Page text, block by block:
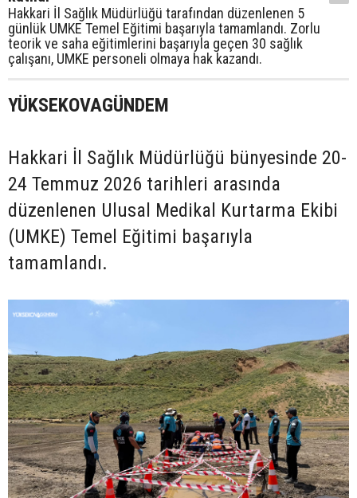
Hakkari İl Sağlık Müdürlüğü tarafından düzenlenen 5
günlük UMKE Temel Eğitimi başarıyla tamamlandı. Zorlu
teorik ve saha eğitimlerini başarıyla geçen 30 sağlık
çalışanı, UMKE personeli olmaya hak kazandı.
YÜKSEKOVAGÜNDEM
Hakkari İl Sağlık Müdürlüğü bünyesinde 20-
24 Temmuz 2026 tarihleri arasında
düzenlenen Ulusal Medikal Kurtarma Ekibi
(UMKE) Temel Eğitimi başarıyla
tamamlandı.